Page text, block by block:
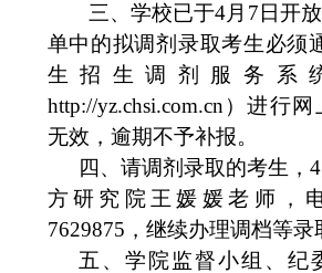
三、学校已于4月 7日开
单中的拟调剂录取考生必须
生招生调剂服务系
http://yz.chsi.com.cn ）进行网
无效，逾期不予补报。
四、请调剂录取的考生，4
方研究院王媛媛老师，
7629875 ，继续办理调档等录
五、学院监督小组、纪